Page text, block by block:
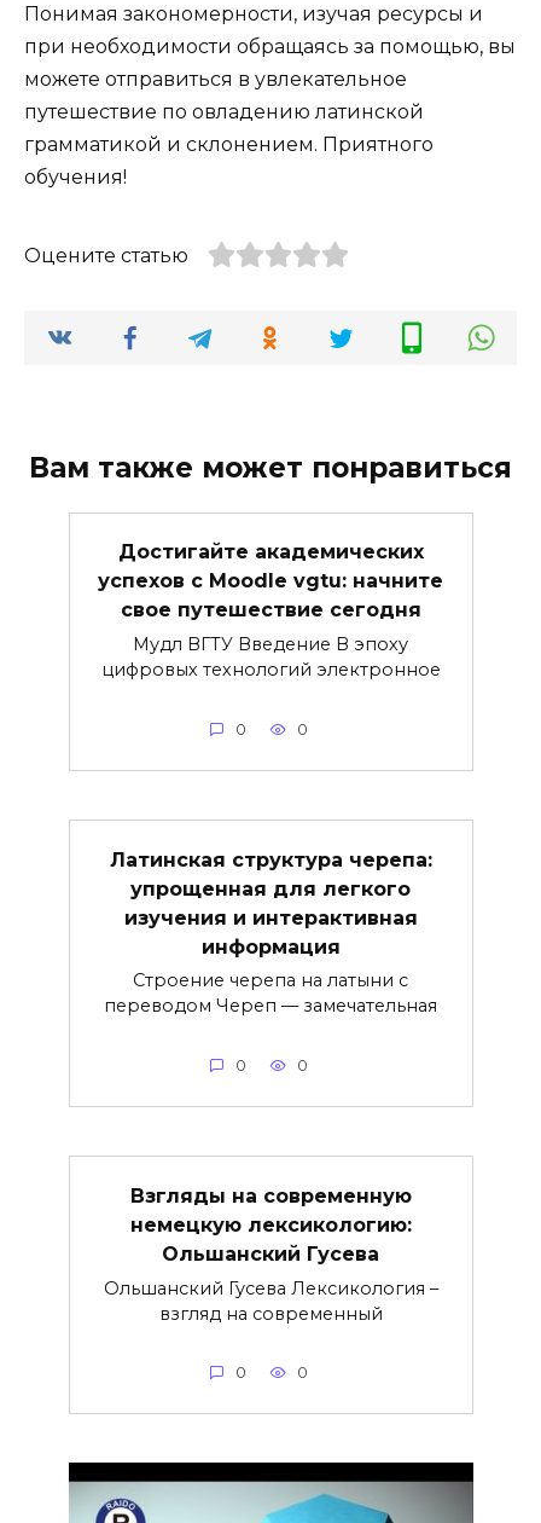
Понимая закономерности, изучая ресурсы и
при необходимости обращаясь за помощью, вы
можете отправиться в увлекательное
путешествие по овладению латинской
грамматикой и склонением. Приятного
обучения!
Оцените статью
Вам также может понравиться
Достигайте академических
успехов с Moodle vgtu: начните
свое путешествие сегодня
Мудл ВГТУ Введение В эпоху
цифровых технологий электронное
0 0
Латинская структура черепа:
упрощенная для легкого
изучения и интерактивная
информация
Строение черепа на латыни с
переводом Череп — замечательная
0 0
Взгляды на современную
немецкую лексикологию:
Ольшанский Гусева
Ольшанский Гусева Лексикология –
взгляд на современный
0 0